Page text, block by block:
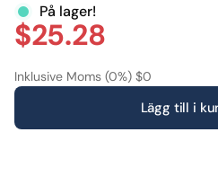
På lager!
$25.28
Inklusive Moms (0%) $0
Lägg till i